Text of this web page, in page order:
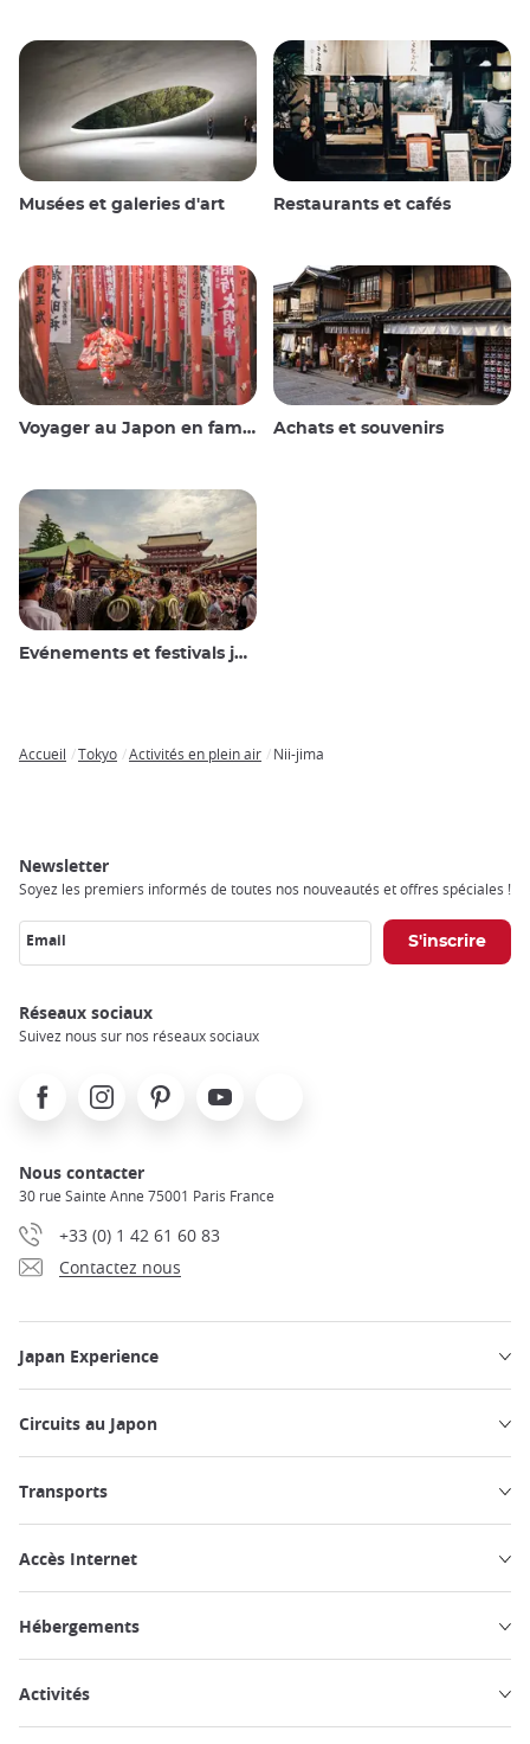
Musées et galeries d'art Restaurants et cafés
Voyager au Japon en famille Achats et souvenirs
Evénements et festivals japonais
Accueil Tokyo Activités en plein air Nii-jima
Newsletter
Soyez les premiers informés de toutes nos nouveautés et offres spéciales !
Email
Réseaux sociaux
Suivez nous sur nos réseaux sociaux
FacebookInstagramPinterest Youtube
Nous contacter
30 rue Sainte Anne 75001 Paris France
+33 (0) 1 42 61 60 83
Contactez nous
Japan Experience
Circuits au Japon
Transports
Accès Internet
Hébergements
Activités